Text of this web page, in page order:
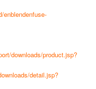
enblendenfuse-
downloads/product.jsp?
detail.jsp?